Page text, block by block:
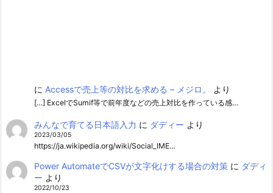
に Accessで売上等の対比を求める – メジロ。 より
[…] ExcelでSumif等で前年度などの売上対比を作っている感…
みんなで育てる日本語入力 に ダディー より
2023/03/05
https://ja.wikipedia.org/wiki/Social_IME…
Power AutomateでCSVが文字化けする場合の対策に ダディ
ー より
2022/10/23